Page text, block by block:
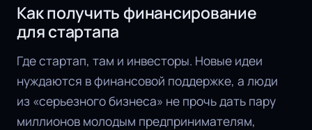
Как получить финансирование
для стартапа
Где стартап, там и инвесторы. Новые идеи
нуждаются в финансовой поддержке, а люди
из «серьезного бизнеса» не прочь дать пару
миллионов молодым предпринимателям,